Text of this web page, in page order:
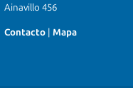
Ainavillo 456
Contacto Mapa